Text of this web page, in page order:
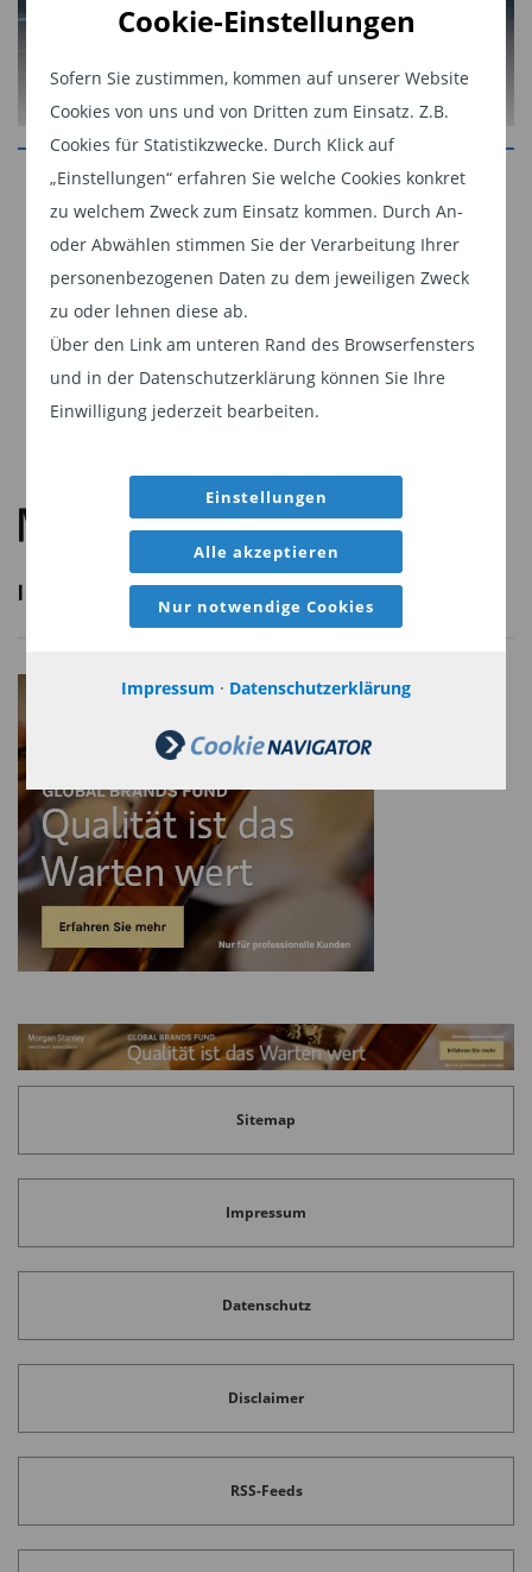
Cookie-Einstellungen
Sofern Sie zustimmen, kommen auf unserer Website
Cookies von uns und von Dritten zum Einsatz. Z.B.
Cookies für Statistikzwecke. Durch Klick auf
„Einstellungen“ erfahren Sie welche Cookies konkret
zu welchem Zweck zum Einsatz kommen. Durch An-
oder Abwählen stimmen Sie der Verarbeitung Ihrer
personenbezogenen Daten zu dem jeweiligen Zweck
zu oder lehnen diese ab.
Über den Link am unteren Rand des Browserfensters
und in der Datenschutzerklärung können Sie Ihre
Einwilligung jederzeit bearbeiten.
Einstellungen
Alle akzeptieren
Nur notwendige Cookies
Impressum · Datenschutzerklärung
Dieses Dokument ist ein Marketingdokument.
Nutzer müssen die Nutzungsbedingungen lesen und akzeptieren, da
in diesen bestimmte gesetzliche und regulatorische Auflagen
enthalten sind, die für die Verbreitung von Informationen zu den
Die auf dieser Website beschriebenen Dienstleistungen sind unter
Umständen nicht in allen Rechtsgebieten oder für alle Kunden
verfügbar. Weitere Einzelheiten können aus unseren
©2026 Morgan Stanley. Alle Rechte vorbehalten.
Diesen Beitrag teilen:
Jetzt weiterlesen
Dieser Inhalt ist für professionelle Anleger
bestimmt. Mit Klick auf "Weiter" bestätigen
Sie, dass Sie ein professioneller Anleger sind
und stimmen unsererDatenschutzerklärung
zu.
Weiter
Sitemap
Impressum
Datenschutz
Disclaimer
RSS-Feeds